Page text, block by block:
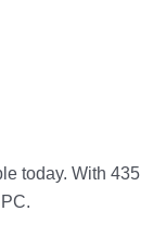
today. With 435